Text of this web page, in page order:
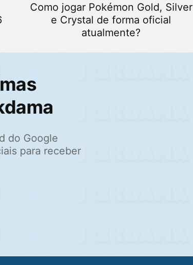
Como jogar Pokémon Gold, Silver
e Crystal de forma oficial
atualmente?
do Google
para receber